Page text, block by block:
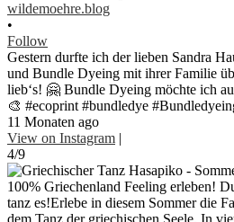
wildemoehre.blog
•
Follow
Gestern durfte ich der lieben Sandra
und Bundle Dyeing mit ihrer Familie
lieb‘s! 🤗 Bundle Dyeing möchte ich
🎨 #ecoprint #bundledye
11 Monaten ago
View on Instagram |
4/9